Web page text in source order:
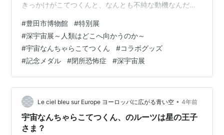
きっかけがこてつくんと、なんとも不純な動機なんだけ
ら問題はないのです← とか言いつつ、むしろしっかり夢
中。 H3ロケットのフェアリング（高さ1/1、1/4カット模
型） 入ってすぐ、大きなロケット模型に圧倒されたかと
思えば。 ペンシルロケット（実物） 日本のロケット開発
の原点とも言える小さなロケットに感嘆。 いわば宇宙へ
の挑戦状、もとい…
#豊田市博物館 #特別展
#深宇宙展～人類はどこへ向かうのか～
#宇宙なんちゃらこてつくん #コラボグッズ
#記念メダル #閉所恐怖症 #深宇宙展
Le ciel bleu sur Europe ヨーロッパに広がる青い空 • 4年前
宇宙なんちゃらこてつくん、のルーツは星の王子
さま？